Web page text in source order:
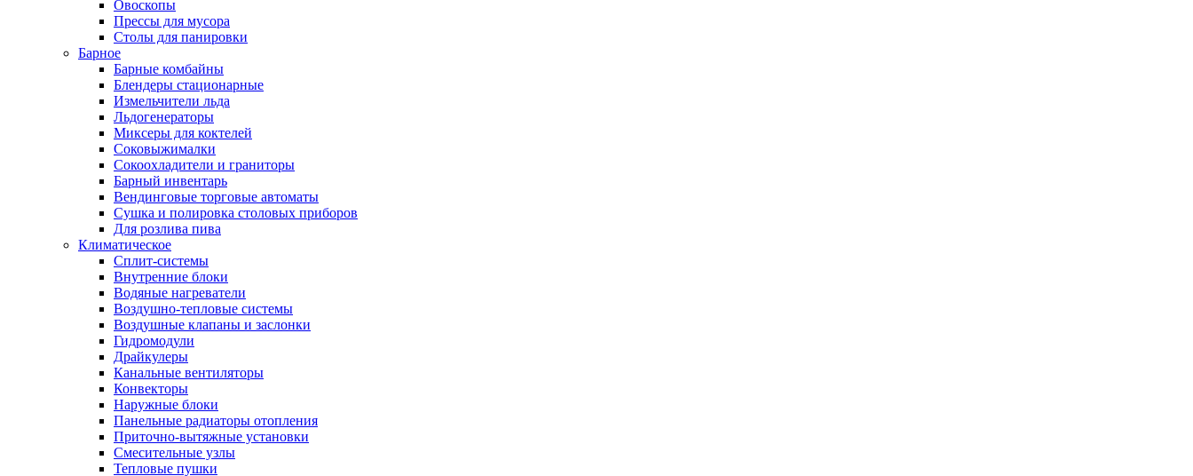
Овоскопы
Прессы для мусора
Столы для панировки
Барное
Барные комбайны
Блендеры стационарные
Измельчители льда
Льдогенераторы
Миксеры для коктелей
Соковыжималки
Сокоохладители и граниторы
Барный инвентарь
Вендинговые торговые автоматы
Сушка и полировка столовых приборов
Для розлива пива
Климатическое
Сплит-системы
Внутренние блоки
Водяные нагреватели
Воздушно-тепловые системы
Воздушные клапаны и заслонки
Гидромодули
Драйкулеры
Канальные вентиляторы
Конвекторы
Наружные блоки
Панельные радиаторы отопления
Приточно-вытяжные установки
Смесительные узлы
Тепловые пушки